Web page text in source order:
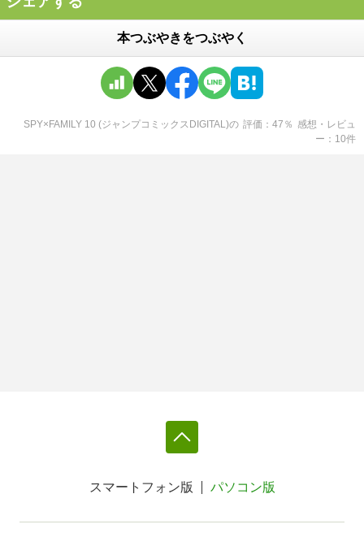
本つぶやきをつぶやく
SPY×FAMILY 10 (ジャンプコミックスDIGITAL)の 評価 47 ％ 感想・レビュ
ー
10件
スマートフォン版 パソコン版